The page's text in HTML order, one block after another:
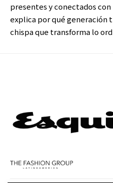
presentes y conectados
explica por qué generación
chispa que transforma lo